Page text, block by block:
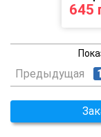
645
Предыдущая 1